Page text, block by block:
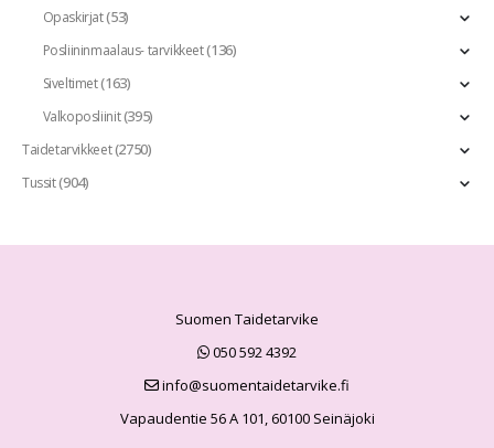
Opaskirjat(53)
Posliininmaalaus- tarvikkeet(136)
Siveltimet(163)
Valkoposliinit(395)
Taidetarvikkeet(2750)
Tussit(904)
Suomen Taidetarvike
050 592 4392
info@suomentaidetarvike.fi
Vapaudentie 56 A 101, 60100 Seinäjoki